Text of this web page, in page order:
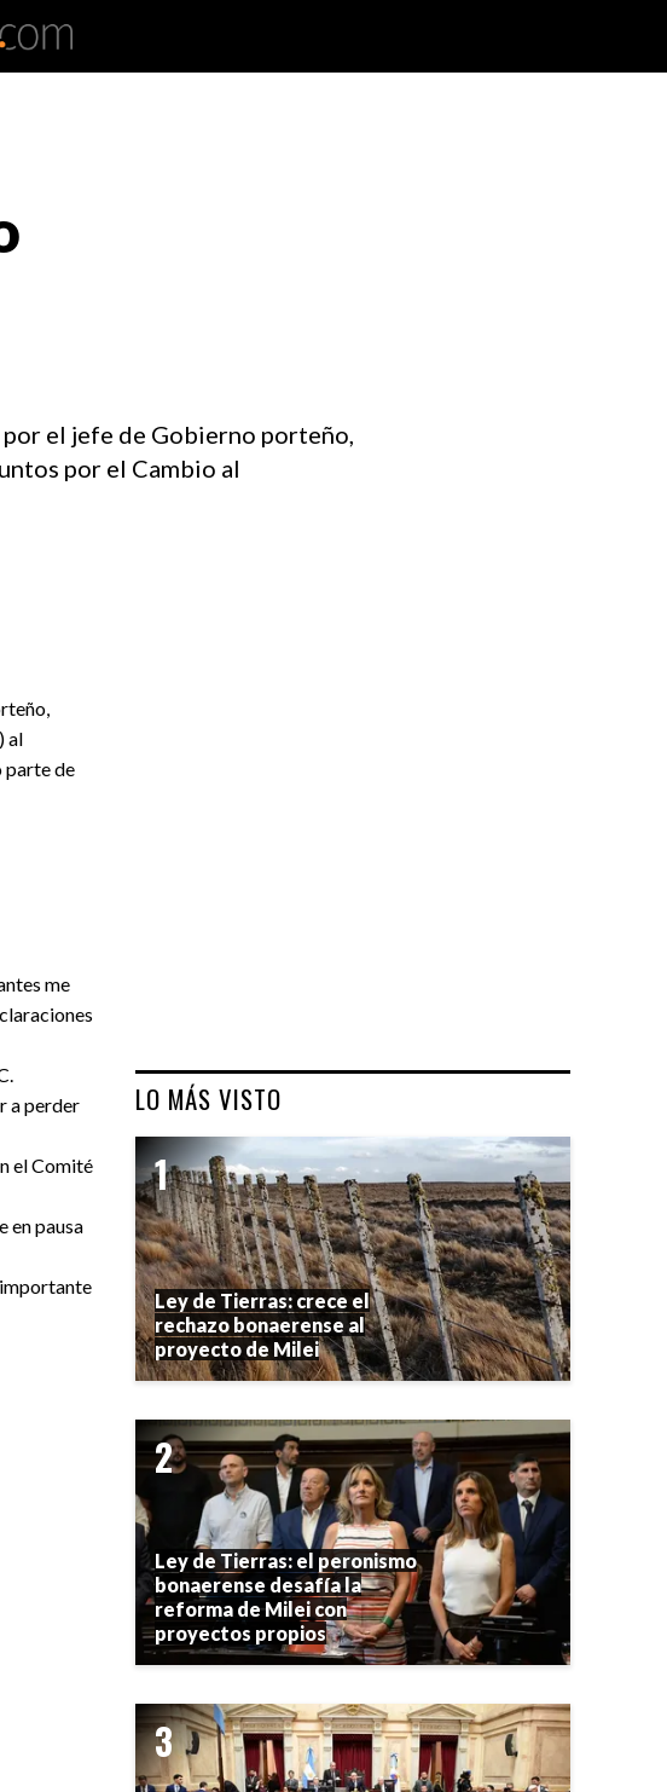
el jefe de Gobierno porteño,
por el Cambio al
al
parte de
me
a perder
el Comité
en pausa
LO MÁS VISTO
Ley de Tierras: crece el
rechazo bonaerense al
proyecto de Milei
Ley de Tierras: el peronismo
bonaerense desafía la
reforma de Milei con
proyectos propios